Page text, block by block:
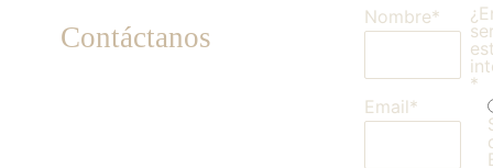
Contáctanos
Nombre*
Email*
*